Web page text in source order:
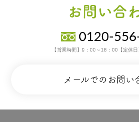
お問い合
0120-
【営業時間】9：00～18：00【定休
メールでのお問い